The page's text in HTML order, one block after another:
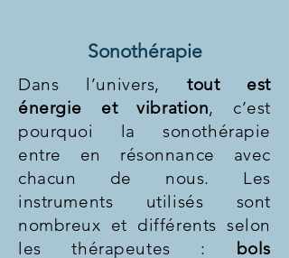
Sonothérapie
Dans l’univers, tout est
énergie et vibration, c’est
pourquoi la sonothérapie
entre en résonnance avec
chacun de nous. Les
instruments utilisés sont
nombreux et différents selon
les thérapeutes : bols